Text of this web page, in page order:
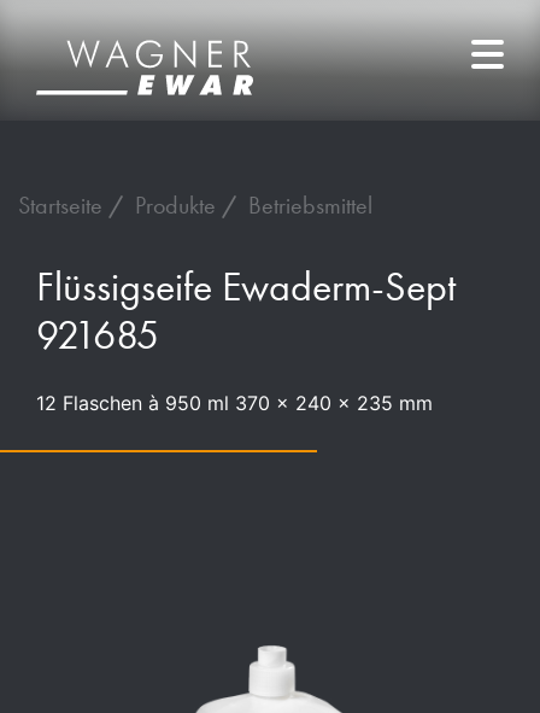
Startseite Produkte Betriebsmittel
Flüssigseife Ewaderm-Sept
921685
12 Flaschen à 950 ml 370 x 240 x 235 mm